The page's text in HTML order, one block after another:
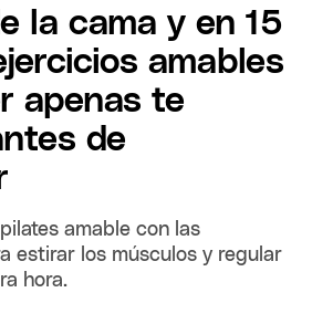
la cama y en 15
amables
apenas te
de
amable con las
estirar los músculos y regular
hora.